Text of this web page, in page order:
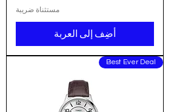
مستثناة ضريبة
أضِف إلى العربة
Best Ever Deal